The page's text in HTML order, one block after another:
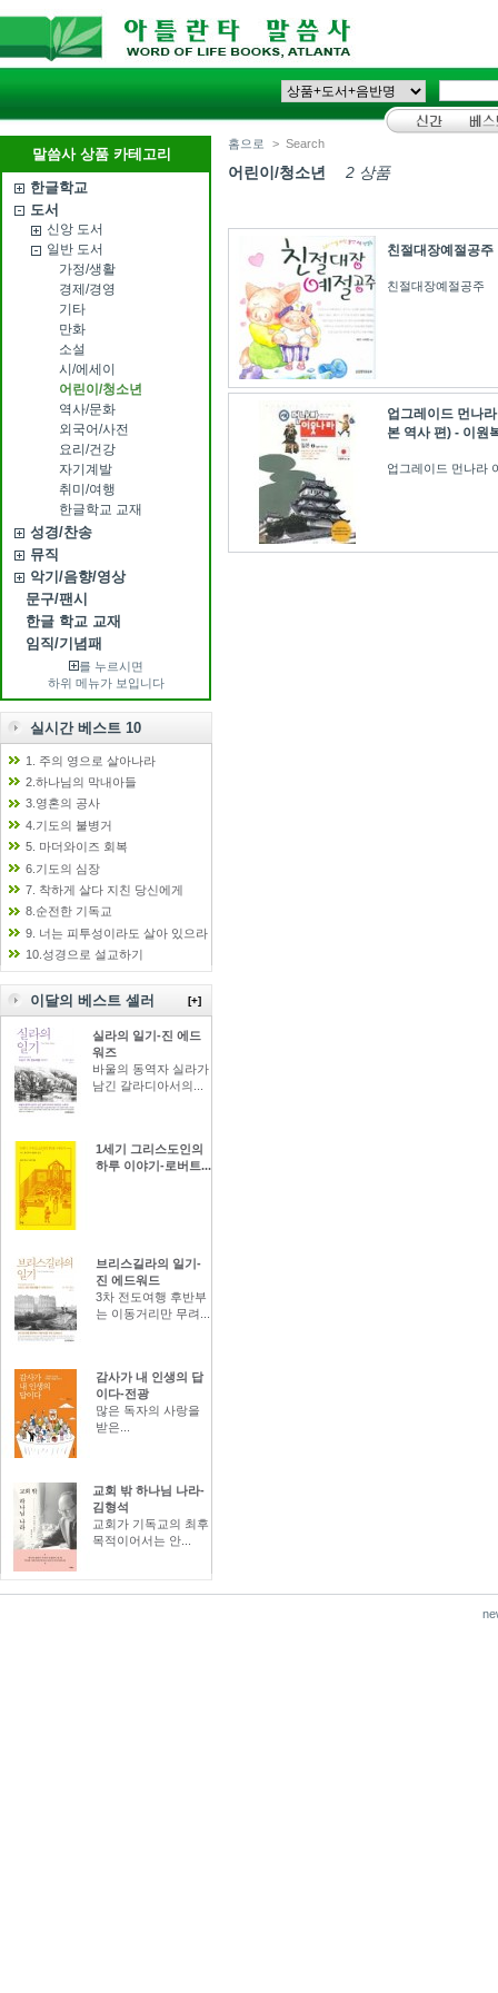
말씀사 상품 카테고리
한글학교
도서
신앙 도서
일반 도서
가정/생활
경제/경영
기타
만화
소설
시/에세이
어린이/청소년
역사/문화
외국어/사전
요리/건강
자기계발
취미/여행
한글학교 교재
성경/찬송
뮤직
악기/음향/영상
문구/팬시
한글 학교 교재
임직/기념패
를 누르시면
하위 메뉴가 보입니다
실시간 베스트 10
1. 주의 영으로 살아나라
2.하나님의 막내아들
3.영혼의 공사
4.기도의 불병거
5. 마더와이즈 회복
6.기도의 심장
7. 착하게 살다 지친 당신에게
8.순전한 기독교
9. 너는 피투성이라도 살아 있으라
10.성경으로 설교하기
이달의 베스트 셀러 [+]
실라의 일기-진 에드
워즈
바울의 동역자 실라가
남긴 갈라디아서의...
1세기 그리스도인의
하루 이야기-로버트...
브리스길라의 일기-
진 에드워드
3차 전도여행 후반부
는 이동거리만 무려...
감사가 내 인생의 답
이다-전광
많은 독자의 사랑을
받은...
교회 밖 하나님 나라-
김형석
교회가 기독교의 최후
목적이어서는 안...
홈으로 > Search
어린이/청소년 2 상품
친절대장예절공주
친절대장예절공주
업그레이드 먼나
본 역사 편) - 이원
업그레이드 먼나라